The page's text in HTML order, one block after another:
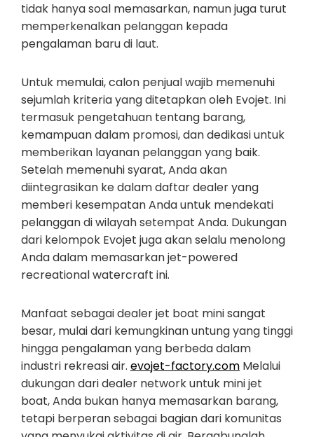
tidak hanya soal memasarkan, namun juga turut
memperkenalkan pelanggan kepada
pengalaman baru di laut.
Untuk memulai, calon penjual wajib memenuhi
sejumlah kriteria yang ditetapkan oleh Evojet. Ini
termasuk pengetahuan tentang barang,
kemampuan dalam promosi, dan dedikasi untuk
memberikan layanan pelanggan yang baik.
Setelah memenuhi syarat, Anda akan
diintegrasikan ke dalam daftar dealer yang
memberi kesempatan Anda untuk mendekati
pelanggan di wilayah setempat Anda. Dukungan
dari kelompok Evojet juga akan selalu menolong
Anda dalam memasarkan jet-powered
recreational watercraft ini.
Manfaat sebagai dealer jet boat mini sangat
besar, mulai dari kemungkinan untung yang tinggi
hingga pengalaman yang berbeda dalam
industri rekreasi air. evojet-factory.com Melalui
dukungan dari dealer network untuk mini jet
boat, Anda bukan hanya memasarkan barang,
tetapi berperan sebagai bagian dari komunitas